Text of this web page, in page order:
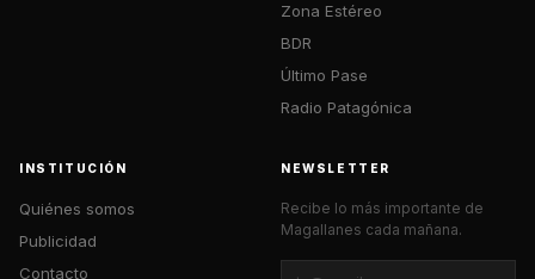
Zona Estéreo
BDR
Último Pase
Radio Patagónica
INSTITUCIÓN
Quiénes somos
Publicidad
Contacto
NEWSLETTER
Recibe lo más importante de
Magallanes cada mañana.